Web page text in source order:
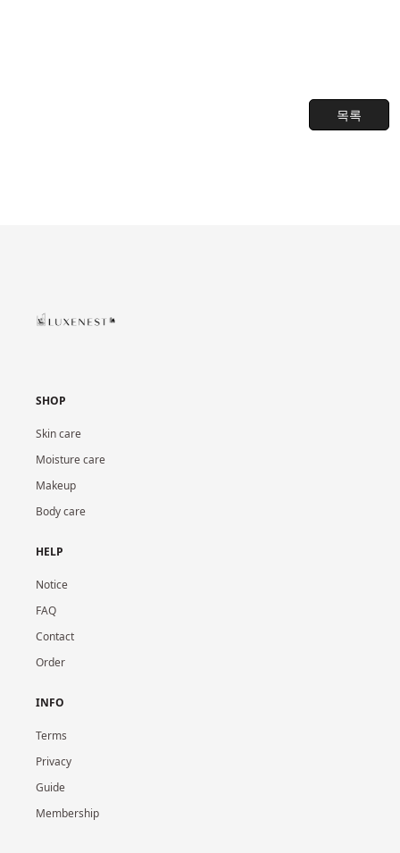
목록
SHOP
Skin care
Moisture care
Makeup
Body care
HELP
Notice
FAQ
Contact
Order
INFO
Terms
Privacy
Guide
Membership